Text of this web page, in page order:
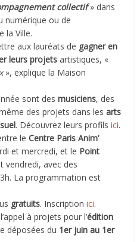
collectif» dans
numérique ou de
la Ville.
aux lauréats de gagner en
leurs projets artistiques, «
», explique la Maison
sont des musiciens, des
des projets dans lesarts
. Découvrez leurs profilsici.
leCentre Paris Anim’
et mercredi, et le Point
vendredi, avec des
La programmation est
gratuits. Inscriptionici.
à projets pour l’édition
déposées du 1er juin au 1er